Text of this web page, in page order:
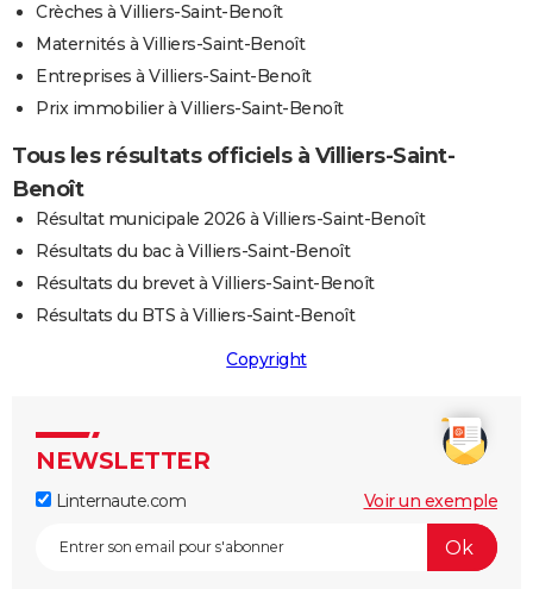
Crèches à Villiers-Saint-Benoît
Maternités à Villiers-Saint-Benoît
Entreprises à Villiers-Saint-Benoît
Prix immobilier à Villiers-Saint-Benoît
Tous les résultats officiels à Villiers-Saint-
Benoît
Résultat municipale 2026 à Villiers-Saint-Benoît
Résultats du bac à Villiers-Saint-Benoît
Résultats du brevet à Villiers-Saint-Benoît
Résultats du BTS à Villiers-Saint-Benoît
Copyright
NEWSLETTER
Linternaute.com Voir un exemple